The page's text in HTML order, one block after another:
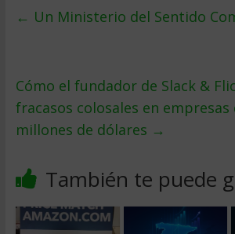
← Un Ministerio del Sentido
Cómo el fundador de Slack &
fracasos colosales en empresas
millones de dólares →
También te puede